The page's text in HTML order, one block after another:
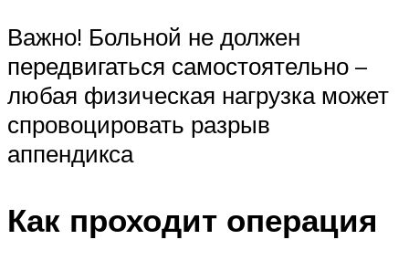
Важно! Больной не должен
передвигаться самостоятельно –
любая физическая нагрузка может
спровоцировать разрыв
аппендикса
Как проходит операция